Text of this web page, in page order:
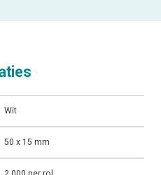
Wit
50 x 15 mm